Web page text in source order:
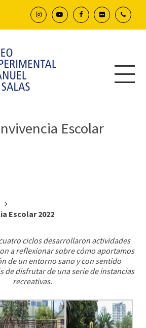
Escolar
Escolar 2022
ciclos desarrollaron actividades
a reflexionar sobre cómo aportamos
de un entorno sano y con sentido
de disfrutar de una serie de instancias
recreativas.